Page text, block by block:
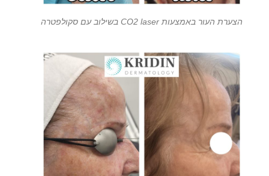
הצערת העור באמצעות CO2 laser בשילוב עם סקולפטרה